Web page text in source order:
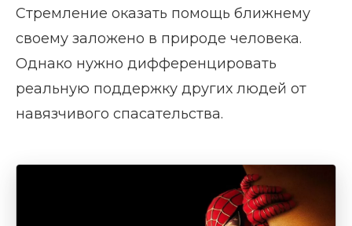
Стремление оказать помощь ближнему
своему заложено в природе человека.
Однако нужно дифференцировать
реальную поддержку других людей от
навязчивого спасательства.